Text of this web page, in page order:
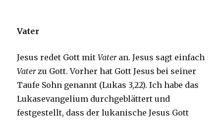
Vater
Jesus redet Gott mitVateran. Jesus sagt einfach
Vaterzu Gott. Vorher hat Gott Jesus bei seiner
Taufe Sohn genannt (Lukas 3,22). Ich habe das
Lukasevangelium durchgeblättert und
festgestellt, dass der lukanische Jesus Gott